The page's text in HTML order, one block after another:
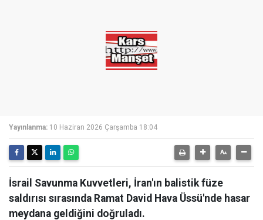
Yayınlanma: 10 Haziran 2026 Çarşamba 18:04
İsrail Savunma Kuvvetleri, İran'ın balistik füze
saldırısı sırasında Ramat David Hava Üssü'nde hasar
meydana geldiğini doğruladı.